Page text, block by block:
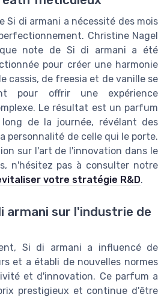
Si di armani a nécessité des mois
Christine Nagel
note de Si di armani a été
pour créer une harmonie
cassis, de freesia et de vanille se
pour offrir une expérience
Le résultat est un parfum
de la journée, révélant des
personnalité de celle qui le porte.
sur l'art de l'innovation dans le
n'hésitez pas à consulter notre
votre stratégie R&D.
armani sur l'industrie de
Si di armani a influencé de
et a établi de nouvelles normes
et d'innovation. Ce parfum a
prestigieux et continue d'être